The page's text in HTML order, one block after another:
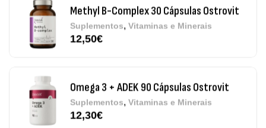
Omega 3 + ADEK 90 Cápsulas Ostrovit
Suplementos, Vitaminas e Minerais
12,30€
Pure Electrolytes 270 G Ostrovit
Desporto,Suplementos
7,50€